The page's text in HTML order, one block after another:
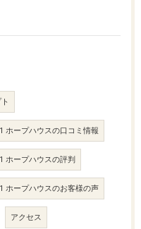
ホープハウスの口コミ情報
ホープハウスの評判
ホープハウスのお客様の声
アクセス